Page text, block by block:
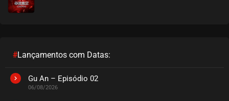
#Lançamentos com Datas:
Gu An – Episódio 02
06/08/2026